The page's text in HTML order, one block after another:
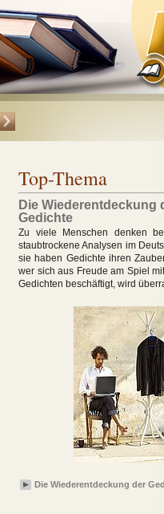
Top-Thema
Die Wiederentdeckung
Gedichte
Zu viele Menschen denken
staubtrockene Analysen im
sie haben Gedichte ihren
wer sich aus Freude am Spiel
Gedichten beschäftigt, wird
Die Wiederentdeckung der